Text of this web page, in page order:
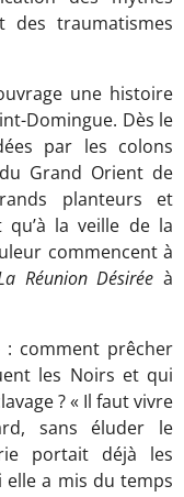
des traumatismes
une histoire
Domingue. Dès le
par les colons
Grand Orient de
planteurs et
qu’à la veille de la
commencent à
Réunion Désirée à
comment prêcher
les Noirs et qui
? « Il faut vivre
sans éluder le
portait déjà les
elle a mis du temps